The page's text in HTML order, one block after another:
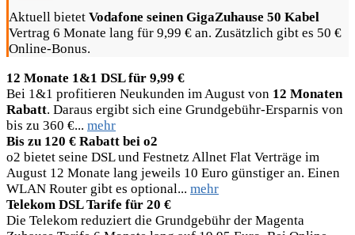
Aktuell bietet Vodafone seinen GigaZuhause 50 Kabel
Vertrag 6 Monate lang für 9,99 € an. Zusätzlich gibt es 50 €
Online-Bonus.
12 Monate 1&1 DSL für 9,99 €
Bei 1&1 profitieren Neukunden im August von 12 Monaten
Rabatt. Daraus ergibt sich eine Grundgebühr-Ersparnis von
bis zu 360 €... mehr
Bis zu 120 € Rabatt bei o2
o2 bietet seine DSL und Festnetz Allnet Flat Verträge im
August 12 Monate lang jeweils 10 Euro günstiger an. Einen
WLAN Router gibt es optional... mehr
Telekom DSL Tarife für 20 €
Die Telekom reduziert die Grundgebühr der Magenta